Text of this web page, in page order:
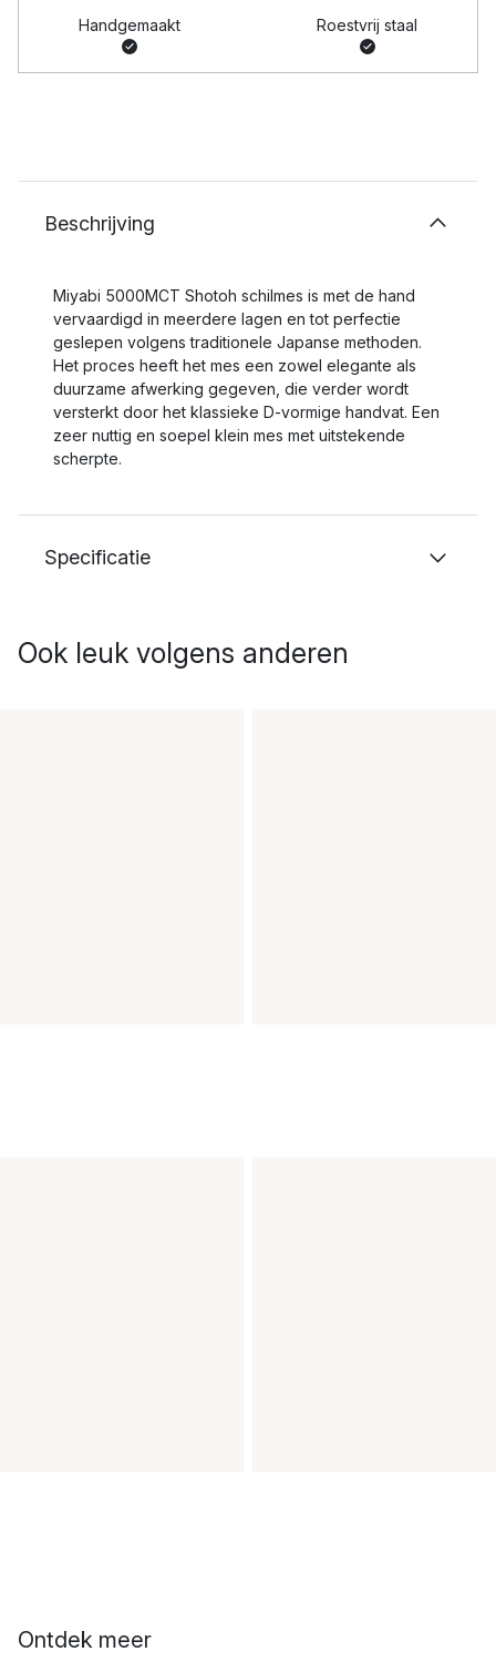
Handgemaakt Roestvrij staal
Beschrijving
Miyabi 5000MCT Shotoh schilmes is met de hand
vervaardigd in meerdere lagen en tot perfectie
geslepen volgens traditionele Japanse methoden.
Het proces heeft het mes een zowel elegante als
duurzame afwerking gegeven, die verder wordt
versterkt door het klassieke D-vormige handvat. Een
zeer nuttig en soepel klein mes met uitstekende
scherpte.
Specificatie
Ook leuk volgens anderen
Ontdek meer